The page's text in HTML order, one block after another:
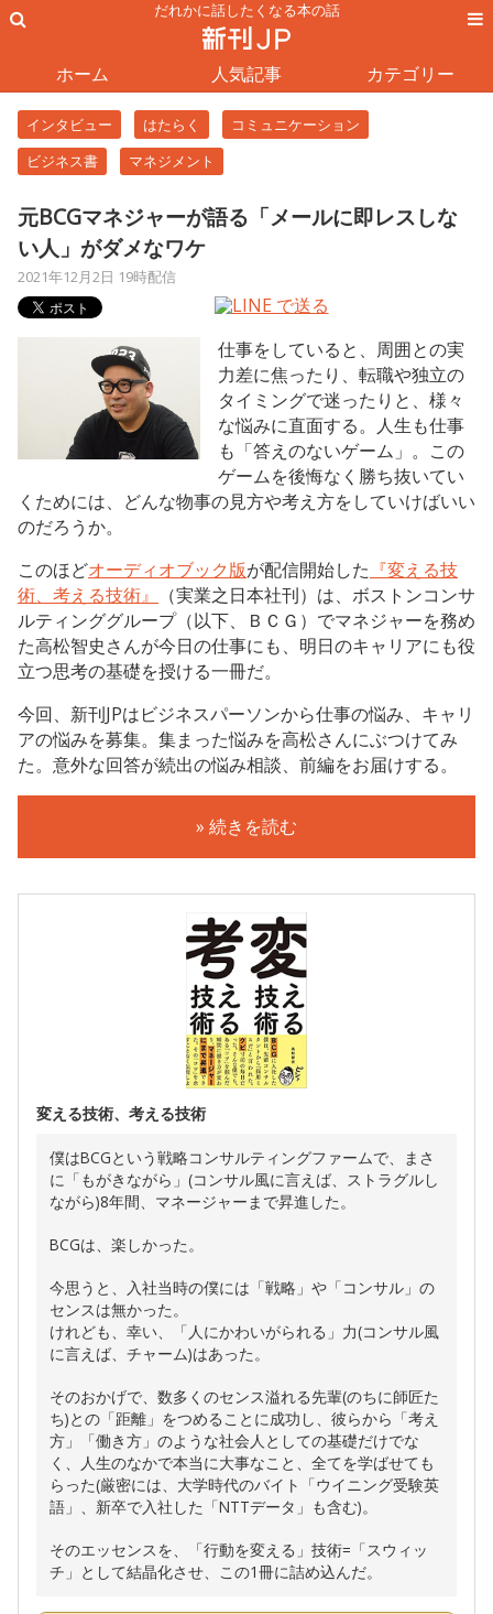
だれかに話したくなる本の話
ホーム 人気記事 カテゴリー
インタビュー はたらく
コミュニケーション
ビジネス書
マネジメント
元BCGマネジャーが語る「メールに即レスしな
い人」がダメなワケ
2021年12月2日 19時配信
仕事をしていると、周囲との実
力差に焦ったり、転職や独立の
タイミングで迷ったりと、様々
な悩みに直面する。人生も仕事
も「答えのないゲーム」。この
ゲームを後悔なく勝ち抜いてい
くためには、どんな物事の見方や考え方をしていけばいい
のだろうか。
このほどオーディオブック版が配信開始した 『変える技
術、考える技術』
（実業之日本社刊）は、ボストンコンサ
ルティンググループ（以下、ＢＣＧ）でマネジャーを務め
た高松智史さんが今日の仕事にも、明日のキャリアにも役
立つ思考の基礎を授ける一冊だ。
今回、新刊JPはビジネスパーソンから仕事の悩み、キャリ
アの悩みを募集。集まった悩みを高松さんにぶつけてみ
た。意外な回答が続出の悩み相談、前編をお届けする。
» 続きを読む
変える技術、考える技術
僕はBCGという戦略コンサルティングファームで、まさ
に「もがきながら」(コンサル風に言えば、ストラグルし
ながら)8年間、マネージャーまで昇進した。
BCGは、楽しかった。
今思うと、入社当時の僕には「戦略」や「コンサル」の
センスは無かった。
けれども、幸い、「人にかわいがられる」力(コンサル風
に言えば、チャーム)はあった。
そのおかげで、数多くのセンス溢れる先輩(のちに師匠た
ち)との「距離」をつめることに成功し、彼らから「考え
方」「働き方」のような社会人としての基礎だけでな
く、人生のなかで本当に大事なこと、全てを学ばせても
らった(厳密には、大学時代のバイト「ウイニング受験英
語」、新卒で入社した「NTTデータ」も含む)。
そのエッセンスを、「行動を変える」技術=「スウィッ
チ」として結晶化させ、この1冊に詰め込んだ。